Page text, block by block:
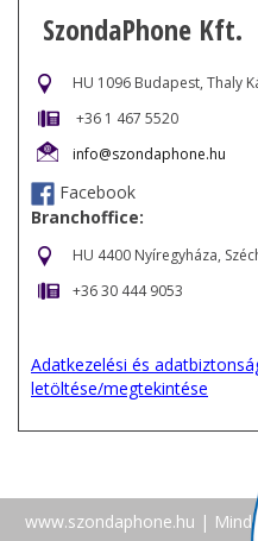
SzondaPhone Kft.
HU 1096 Budapest, Thaly
+36 1 467 5520
info@szondaphone.hu
Facebook
Branchoffice:
HU 4400 Nyíregyháza,
+36 30 444 9053
Adatkezelési és
letöltése/megtekintése
www.szondaphone.hu |